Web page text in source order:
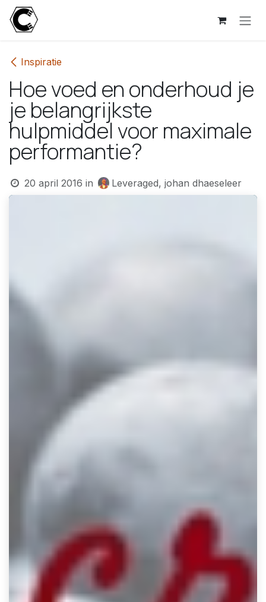
Overslaan naar inhoud
Inspiratie
Hoe voed en onderhoud je
je belangrijkste
hulpmiddel voor maximale
performantie?
20 april 2016 in Leveraged, johan dhaeseleer